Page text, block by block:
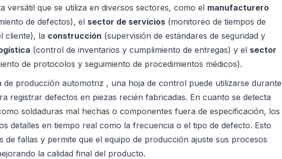
versátil que se utiliza en diversos sectores, como el manufacturero
de defectos), el sector de servicios (monitoreo de tiempos de
cliente), la construcción (supervisión de estándares de seguridad y
(control de inventarios y cumplimiento de entregas) y el sector
de protocolos y seguimiento de procedimientos médicos).
de producción automotriz , una hoja de control puede utilizarse durante
registrar defectos en piezas recién fabricadas. En cuanto se detecta
soldaduras mal hechas o componentes fuera de especificación, los
detalles en tiempo real como la frecuencia o el tipo de defecto. Esto
de fallas y permite que el equipo de producción ajuste sus procesos
la calidad final del producto.